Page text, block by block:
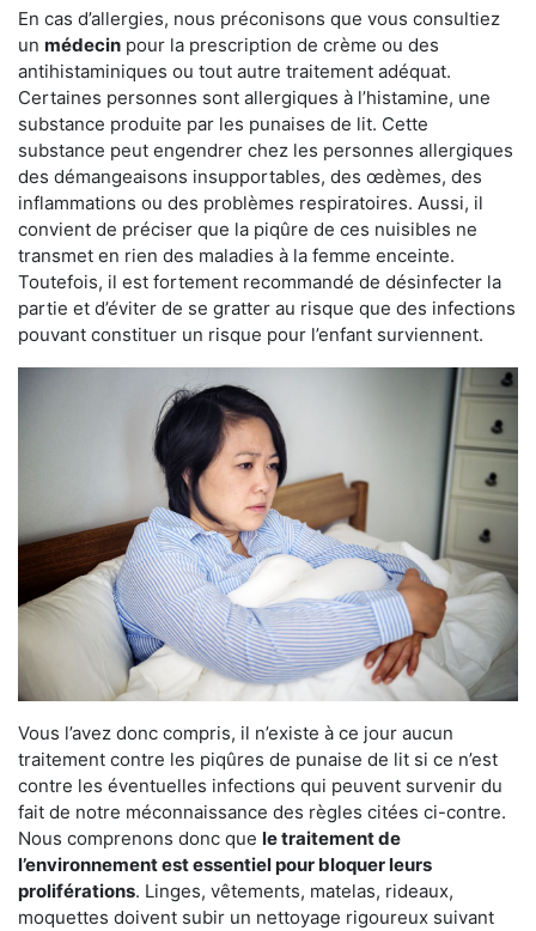
En cas d’allergies, nous préconisons que vous consultiez
un médecin pour la prescription de crème ou des
antihistaminiques ou tout autre traitement adéquat.
Certaines personnes sont allergiques à l’histamine, une
substance produite par les punaises de lit. Cette
substance peut engendrer chez les personnes allergiques
des démangeaisons insupportables, des œdèmes, des
inflammations ou des problèmes respiratoires. Aussi, il
convient de préciser que la piqûre de ces nuisibles ne
transmet en rien des maladies à la femme enceinte.
Toutefois, il est fortement recommandé de désinfecter la
partie et d’éviter de se gratter au risque que des infections
pouvant constituer un risque pour l’enfant surviennent.
Vous l’avez donc compris, il n’existe à ce jour aucun
traitement contre les piqûres de punaise de lit si ce n’est
contre les éventuelles infections qui peuvent survenir du
fait de notre méconnaissance des règles citées ci-contre.
Nous comprenons donc que le traitement de
l’environnement est essentiel pour bloquer leurs
proliférations. Linges, vêtements, matelas, rideaux,
moquettes doivent subir un nettoyage rigoureux suivant